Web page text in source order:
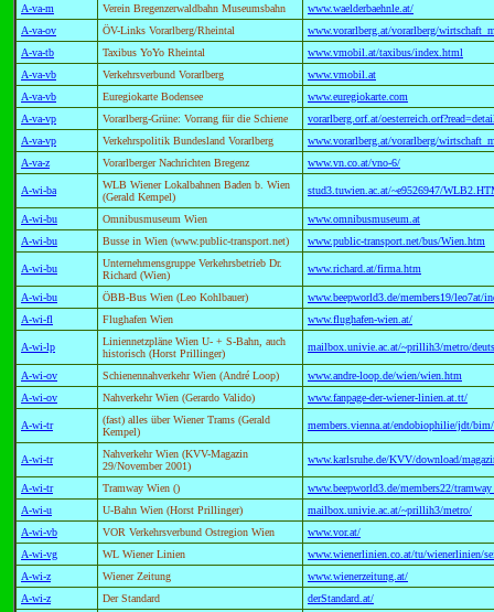
A-va-m
Verein Bregenzerwaldbahn Museumsbahn
www.waelderbaehnle.at/
A-va-ov
ÖV-Links Vorarlberg/Rheintal
www.vorarlberg.at/vorarlberg/
A-va-tb
Taxibus YoYo Rheintal
www.vmobil.at/taxibus/index.html
A-va-vb
Verkehrsverbund Vorarlberg
www.vmobil.at
A-va-vb
Euregiokarte Bodensee
www.euregiokarte.com
A-va-vp
Vorarlberg-Grüne: Vorrang für die Schiene
vorarlberg.orf.at/
A-va-vp
Verkehrspolitik Bundesland Vorarlberg
www.vorarlberg.at/vorarlberg/
A-va-z
Vorarlberger Nachrichten Bregenz www.vn.co.at/vno-6/
A-wi-ba
WLB Wiener Lokalbahnen Baden b. Wien
(Gerald Kempel)
stud3.tuwien.ac.at/~e9526947/
A-wi-bu Omnibusmuseum Wien
www.omnibusmuseum.at
A-wi-bu
Busse in Wien (www.public-transport.net) www.public-transport.net/bus/Wien.htm
A-wi-bu
Unternehmensgruppe Verkehrsbetrieb Dr.
Richard (Wien)
www.richard.at/firma.htm
A-wi-bu ÖBB-Bus Wien (Leo Kohlbauer)
www.beepworld3.de/members19/leo7at/
A-wi-fl
Flughafen Wien www.flughafen-wien.at/
A-wi-lp
Liniennetzpläne Wien U- + S-Bahn, auch
historisch (Horst Prillinger)
mailbox.univie.ac.at/~prillih3/metro/
A-wi-ov Schienennahverkehr Wien (André Loop)
www.andre-loop.de/wien/wien.htm
A-wi-ov
Nahverkehr Wien (Gerardo Valido) www.fanpage-der-wiener-linien.at.tt/
A-wi-tr
(fast) alles über Wiener Trams (Gerald
Kempel)
members.vienna.at/endobiophilie/jdt/
A-wi-tr
Nahverkehr Wien (KVV-Magazin
29/November 2001)
www.karlsruhe.de/KVV/download/
A-wi-tr Tramway Wien ()
www.beepworld3.de/members22/
A-wi-u
U-Bahn Wien (Horst Prillinger)
mailbox.univie.ac.at/~prillih3/metro/
A-wi-vb
VOR Verkehrsverbund Ostregion Wien
www.vor.at/
A-wi-vg
WL Wiener Linien
www.wienerlinien.co.at/tu/wienerlinien/
A-wi-z
Wiener Zeitung
www.wienerzeitung.at/
A-wi-z
Der Standard derStandard.at/